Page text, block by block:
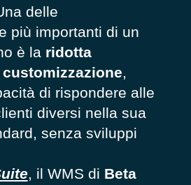
delle
più importanti di un
è la ridotta
,
di rispondere alle
diversi nella sua
senza sviluppi
, il WMS di Beta